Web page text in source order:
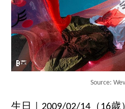
Source:
生日｜2009/02/14（16歲